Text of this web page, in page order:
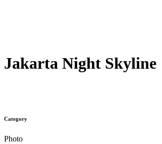
Jakarta Night Skyline
Category
Photo